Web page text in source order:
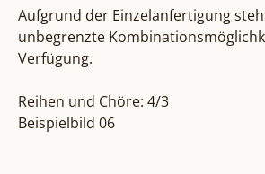
Aufgrund der Einzelanfertigung
unbegrenzte
Verfügung.
Reihen und Chöre: 4/3
Beispielbild 06